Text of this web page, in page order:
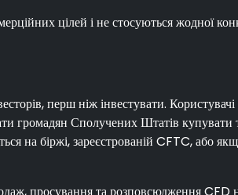
цілей і не стосуються жодної
перш ніж інвестувати.
громадян Сполучених Штатів
на біржі, зареєстрованій CFTC, або